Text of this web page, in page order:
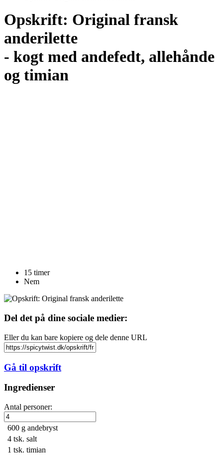
Opskrift: Original fransk
anderilette
- kogt med andefedt, allehånde
og timian
15 timer
Nem
Del det på dine sociale medier:
Eller du kan bare kopiere og dele denne URL
Gå til opskrift
Ingredienser
Antal personer:
600 g andebryst
4 tsk. salt
1 tsk. timian